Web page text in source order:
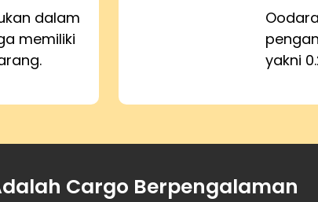
dalam
memiliki
yakni
Cargo Berpengalaman